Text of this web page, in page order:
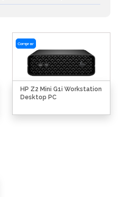
Comprar
HP Z2 Mini G1i Workstation
Desktop PC